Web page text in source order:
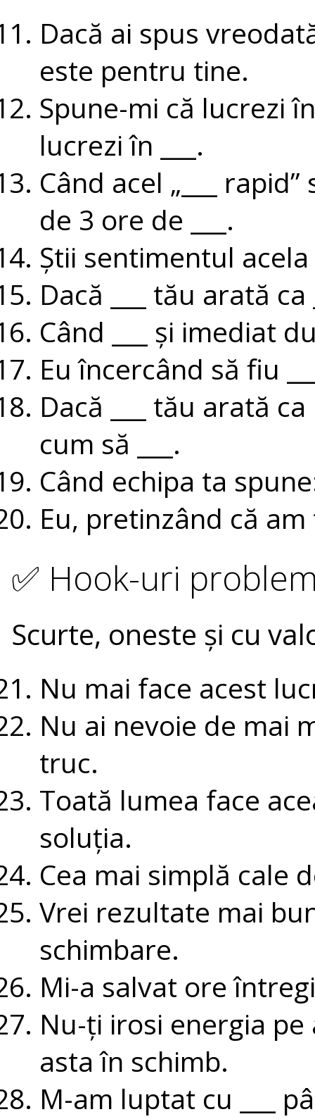
Dacă ai spus
este pentru tine.
Spune-mi că lucrezi
lucrezi în ___.
Când acel „___
de 3 ore de ___.
Știi sentimentul acela
Dacă ___ tău arată
Când ___ și imediat
Eu încercând să fiu
Dacă ___ tău arată
cum să ___.
Când echipa ta spune:
Eu, pretinzând că
✅ Hook-uri
Scurte, oneste și cu
Nu mai face acest
Nu ai nevoie de mai
truc.
Toată lumea face
soluția.
Cea mai simplă cale
Vrei rezultate mai
schimbare.
Mi-a salvat ore
Nu-ți irosi energia
asta în schimb.
M-am luptat cu ___